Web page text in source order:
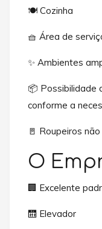
🍽️ Cozinha
🧺 Área de
✨ Ambientes
📦 Possibilidade
conforme a
🚪 Roupeiros
O
🏢 Excelente
🛗 Elevador